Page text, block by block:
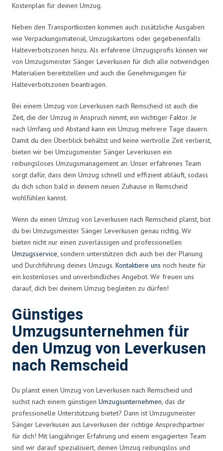
Kostenplan für deinen Umzug.
Neben den Transportkosten kommen auch zusätzliche Ausgaben
wie Verpackungsmaterial, Umzugskartons oder gegebenenfalls
Halteverbotszonen hinzu. Als erfahrene Umzugsprofis können wir
von Umzugsmeister Sänger Leverkusen für dich alle notwendigen
Materialien bereitstellen und auch die Genehmigungen für
Halteverbotszonen beantragen.
Bei einem Umzug von Leverkusen nach Remscheid ist auch die
Zeit, die der Umzug in Anspruch nimmt, ein wichtiger Faktor. Je
nach Umfang und Abstand kann ein Umzug mehrere Tage dauern.
Damit du den Überblick behältst und keine wertvolle Zeit verlierst,
bieten wir bei Umzugsmeister Sänger Leverkusen ein
reibungsloses Umzugsmanagement an. Unser erfahrenes Team
sorgt dafür, dass dein Umzug schnell und effizient abläuft, sodass
du dich schon bald in deinem neuen Zuhause in Remscheid
wohlfühlen kannst.
Wenn du einen Umzug von Leverkusen nach Remscheid planst, bist
du bei Umzugsmeister Sänger Leverkusen genau richtig. Wir
bieten nicht nur einen zuverlässigen und professionellen
Umzugsservice, sondern unterstützen dich auch bei der Planung
und Durchführung deines Umzugs. Kontaktiere uns noch heute für
ein kostenloses und unverbindliches Angebot. Wir freuen uns
darauf, dich bei deinem Umzug begleiten zu dürfen!
Günstiges
Umzugsunternehmen für
den Umzug von Leverkusen
nach Remscheid
Du planst einen Umzug von Leverkusen nach Remscheid und
suchst nach einem günstigen Umzugsunternehmen, das dir
professionelle Unterstützung bietet? Dann ist Umzugsmeister
Sänger Leverkusen aus Leverkusen der richtige Ansprechpartner
für dich! Mit langjähriger Erfahrung und einem engagierten Team
sind wir darauf spezialisiert, deinen Umzug reibungslos und